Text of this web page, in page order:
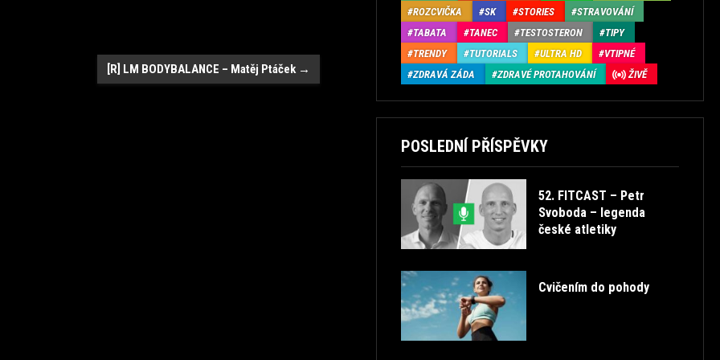
[R] LM BODYBALANCE – Matěj Ptáček →
ROZCVIČKA
SK STORIES
STRAVOVÁNÍ
TABATA
TANEC TESTOSTERON
TIPY
TRENDY
TUTORIALS ULTRA HD
VTIPNÉ
ZDRAVÁ ZÁDA
ZDRAVÉ PROTAHOVÁNÍ ŽIVĚ
POSLEDNÍ PŘÍSPĚVKY
52. FITCAST – Petr
Svoboda – legenda
české atletiky
Cvičením do pohody